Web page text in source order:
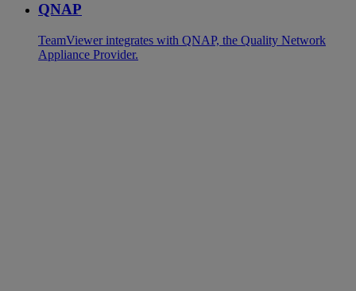
QNAP
TeamViewer integrates with QNAP, the Quality Network
Appliance Provider.